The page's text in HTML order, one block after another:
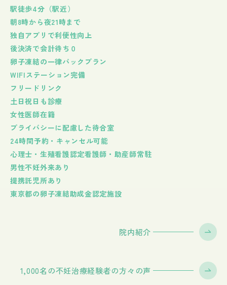
駅徒歩4分（駅近）
朝8時から夜21時まで
独自アプリで利便性向上
後決済で会計待ち０
卵子凍結の一律パックプラン
WIFIステーション完備
フリードリンク
土日祝日も診療
女性医師在籍
プライバシーに配慮した待合室
24時間予約・キャンセル可能
心理士・生殖看護認定看護師・助産師常駐
男性不妊外来あり
提携託児所あり
東京都の卵子凍結助成金認定施設
院内紹介
1,000名の不妊治療経験者の方々の声